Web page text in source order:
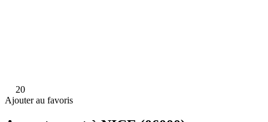
20
Ajouter au favoris